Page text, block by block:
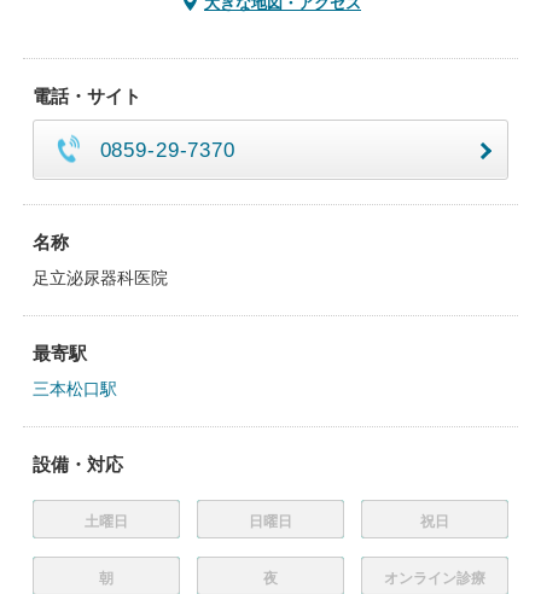
電話・サイト
0859-29-7370
名称
足立泌尿器科医院
最寄駅
三本松口駅
設備・対応
土曜日 日曜日 祝日
朝 夜 オンライン診療